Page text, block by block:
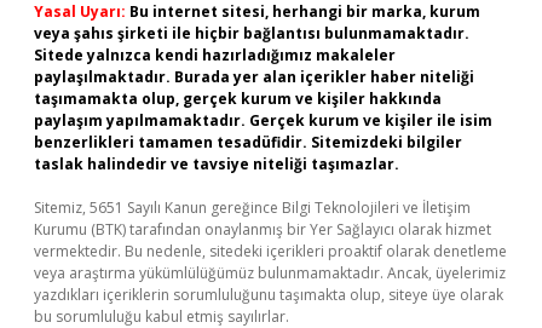
Yasal Uyarı: Bu internet sitesi, herhangi bir marka, kurum
veya şahıs şirketi ile hiçbir bağlantısı bulunmamaktadır.
Sitede yalnızca kendi hazırladığımız makaleler
paylaşılmaktadır. Burada yer alan içerikler haber niteliği
taşımamakta olup, gerçek kurum ve kişiler hakkında
paylaşım yapılmamaktadır. Gerçek kurum ve kişiler ile isim
benzerlikleri tamamen tesadüfidir. Sitemizdeki bilgiler
taslak halindedir ve tavsiye niteliği taşımazlar.
Sitemiz, 5651 Sayılı Kanun gereğince Bilgi Teknolojileri ve İletişim
Kurumu (BTK) tarafından onaylanmış bir Yer Sağlayıcı olarak hizmet
vermektedir. Bu nedenle, sitedeki içerikleri proaktif olarak denetleme
veya araştırma yükümlülüğümüz bulunmamaktadır. Ancak, üyelerimiz
yazdıkları içeriklerin sorumluluğunu taşımakta olup, siteye üye olarak
bu sorumluluğu kabul etmiş sayılırlar.